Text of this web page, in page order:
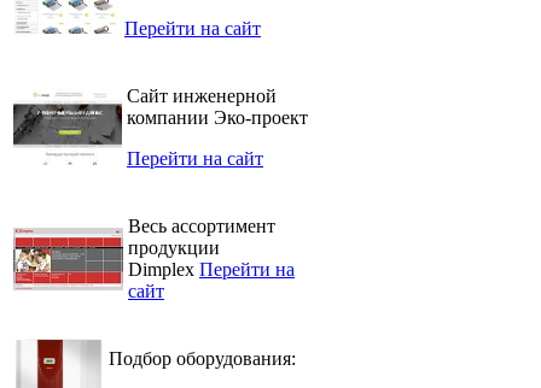
Перейти на сайт
Сайт инженерной
компании Эко-проект
Перейти на сайт
Весь ассортимент
продукции
Dimplex Перейти на
сайт
Подбор оборудования: